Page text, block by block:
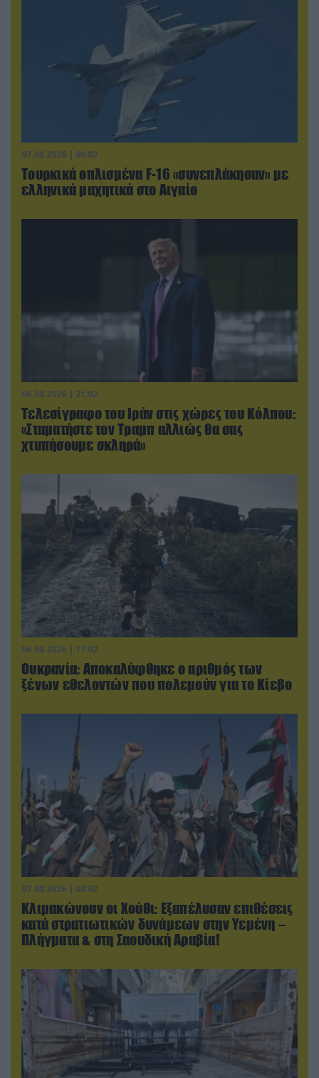
07.08.2026 | 00:02
Τουρκικά οπλισμένα F-16 «συνεπλάκησαν» με
ελληνικά μαχητικά στο Αιγαίο
06.08.2026 | 21:02
Τελεσίγραφο του Ιράν στις χώρες του Κόλπου:
«Σταματήστε τον Τραμπ αλλιώς θα σας
χτυπήσουμε σκληρά»
06.08.2026 | 17:02
Ουκρανία: Αποκαλύφθηκε ο αριθμός των
ξένων εθελοντών που πολεμούν για το Κίεβο
07.08.2026 | 08:02
Κλιμακώνουν οι Χούθι: Eξαπέλυσαν επιθέσεις
κατά στρατιωτικών δυνάμεων στην Υεμένη –
Πλήγματα & στη Σαουδική Αραβία!